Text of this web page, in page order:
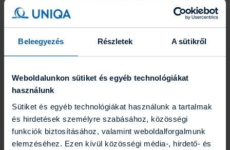
Beleegyezés Részletek A sütikről
Weboldalunkon sütiket és egyéb technológiákat
használunk
Sütiket és egyéb technológiákat használunk a tartalmak
és hirdetések személyre szabásához, közösségi
funkciók biztosításához, valamint weboldalforgalmunk
elemzéséhez. Ezen kívül közösségi média-, hirdető- és
Befektetések
Befektetések
Eszközalapok
Portfólió varázsló
Fenntarthatóság
Az UNIQA-ról
Az UNIQA-ról
Hírek
Üzleti jelentések
Karrier
Gyakornoki program
Blog